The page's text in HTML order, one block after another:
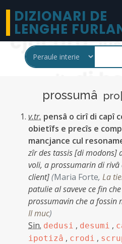
DIZIONARI DE
LENGHE
prossumâ
v.tr. pensâ o cirî di capî
obietîfs e precîs e
mancjance cul
zîr des tassis [di modons]
voli, a prossumarin di
client](Maria Forte, La
patulie al saveve ce fin
prossumavin che a fossin
Il muc)
Sin. dedusi , desumi ,
ipotizâ , crodi ,